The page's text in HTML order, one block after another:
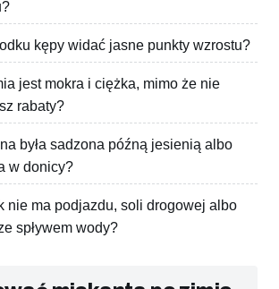
kępy widać jasne punkty wzrostu?
jest mokra i ciężka, mimo że nie
rabaty?
była sadzona późną jesienią albo
w donicy?
nie ma podjazdu, soli drogowej albo
spływem wody?